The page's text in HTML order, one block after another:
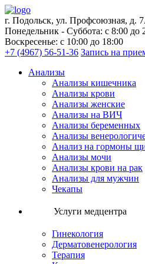
г. Подольск, ул. Профсоюзная, д.
Понедельник - Суббота: с 8:00 до
Воскресенье: с 10:00 до 18:00
+7 (4967) 56-51-36 Запись на
Анализы
Анализы кишечника
Анализы крови
Анализы женские
Анализы на ВИЧ
Анализы беременных
Анализы
Анализ на гормоны
Анализы мочи
Анализы крови на рак
Анализы для мужчин
Чекапы
Услуги медцентра
Гинекология
Дерматовенерология
Терапия